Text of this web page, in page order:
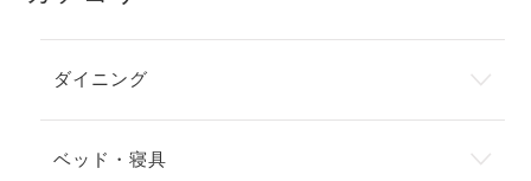
ダイニング
ベッド・寝具